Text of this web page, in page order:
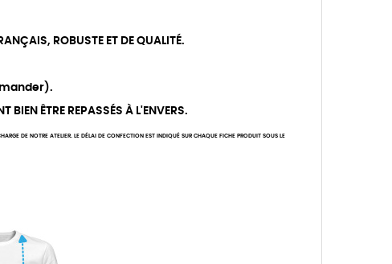
ROBUSTE ET DE QUALITÉ.
BIEN ÊTRE REPASSÉS À L'ENVERS.
DE NOTRE ATELIER. LE DÉLAI DE CONFECTION EST INDIQUÉ SUR CHAQUE FICHE PRODUIT SOUS LE